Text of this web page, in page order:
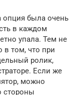
опция была очень
в каждом
упала. Тем не
в том, что при
ролик,
Если же
можно
стороны